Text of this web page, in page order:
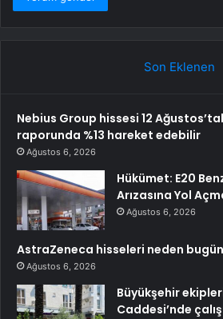
Son Eklenen
Nebius Group hissesi 12
raporunda %13 hareket edebilir
Ağustos 6, 2026
Hükümet: E20
Arızasına Yol
Ağustos 6, 2026
AstraZeneca hisseleri neden
Ağustos 6, 2026
Büyükşehir
Caddesi’nde